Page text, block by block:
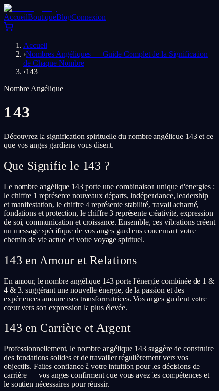
AccueilBoutiqueBlogConnexion
Accueil
›Nombres Angéliques — Guide Complet de la Signification
de Chaque Nombre
›143
Nombre Angélique
143
Découvrez la signification spirituelle du nombre angélique 143 et ce
que vos anges gardiens vous disent.
Que Signifie le 143 ?
Le nombre angélique 143 porte une combinaison unique d'énergies :
le chiffre 1 représente nouveaux départs, indépendance, leadership
et manifestation, le chiffre 4 représente stabilité, travail acharné,
fondations et protection, le chiffre 3 représente créativité, expression
de soi, communication et croissance. Ensemble, ces vibrations créent
un message spécifique de vos anges gardiens concernant votre
chemin de vie actuel et votre voyage spirituel.
143 en Amour et Relations
En amour, le nombre angélique 143 porte l'énergie combinée de 1 &
4 & 3, suggérant une nouvelle énergie, de la passion et des
expériences amoureuses transformatrices. Vos anges guident votre
cœur vers son expression la plus élevée.
143 en Carrière et Argent
Professionnellement, le nombre angélique 143 suggère de construire
des fondations solides et de travailler régulièrement vers vos
objectifs. Faites confiance à votre intuition pour les décisions de
carrière — vos anges confirment que vous avez les compétences et
le soutien nécessaires pour réussir.